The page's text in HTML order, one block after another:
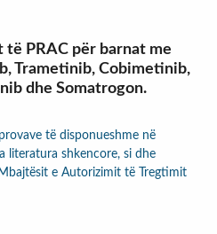
PRAC për barnat me
Trametinib, Cobimetinib,
dhe Somatrogon.
të disponueshme në
literatura shkencore, si dhe
e Autorizimit të Tregtimit